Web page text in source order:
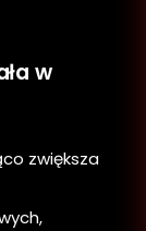
w
zwiększa